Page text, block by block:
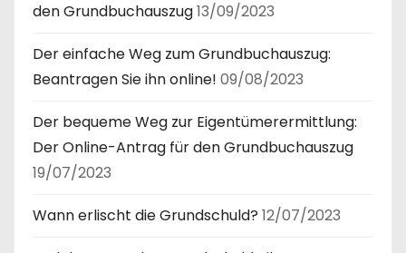
den Grundbuchauszug13/09/2023
Der einfache Weg zum Grundbuchauszug:
Beantragen Sie ihn online! 09/08/2023
Der bequeme Weg zur Eigentümerermittlung:
Der Online-Antrag für den Grundbuchauszug
19/07/2023
Wann erlischt die Grundschuld? 12/07/2023